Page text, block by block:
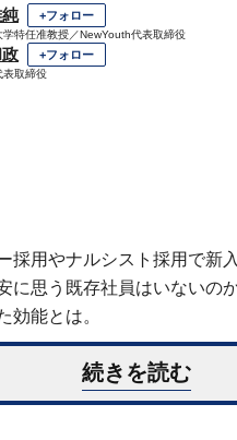
+フォロー
学特任准教授／NewYouth代表取締役
+フォロー
表取締役
採用やナルシスト採用で新
思う既存社員はいないのか
効能とは。
続きを読む